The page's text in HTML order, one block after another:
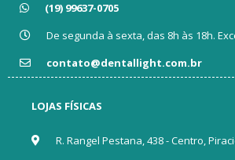
(19) 99637-0705
De segunda à sexta, das 8h às 18h.
contato@dentallight.com.br
LOJAS FÍSICAS
R. Rangel Pestana, 438 - Centro,